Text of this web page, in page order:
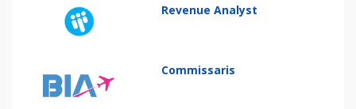
Revenue Analyst
Commissaris